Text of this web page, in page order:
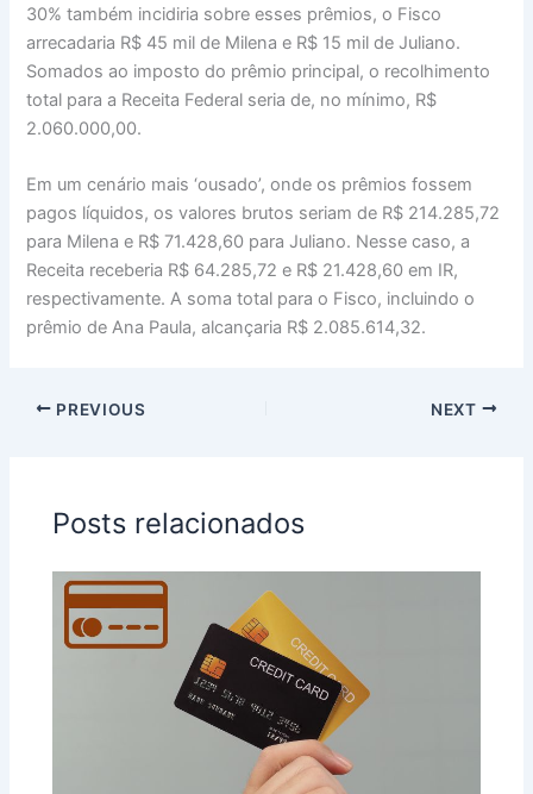
30% também incidiria sobre esses prêmios, o Fisco
arrecadaria R$ 45 mil de Milena e R$ 15 mil de Juliano.
Somados ao imposto do prêmio principal, o recolhimento
total para a Receita Federal seria de, no mínimo, R$
2.060.000,00.
Em um cenário mais ‘ousado’, onde os prêmios fossem
pagos líquidos, os valores brutos seriam de R$ 214.285,72
para Milena e R$ 71.428,60 para Juliano. Nesse caso, a
Receita receberia R$ 64.285,72 e R$ 21.428,60 em IR,
respectivamente. A soma total para o Fisco, incluindo o
prêmio de Ana Paula, alcançaria R$ 2.085.614,32.
PREVIOUS NEXT
Posts relacionados